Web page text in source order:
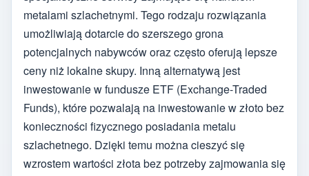
metalami szlachetnymi. Tego rodzaju rozwiązania
umożliwiają dotarcie do szerszego grona
potencjalnych nabywców oraz często oferują lepsze
ceny niż lokalne skupy. Inną alternatywą jest
inwestowanie w fundusze ETF (Exchange-Traded
Funds), które pozwalają na inwestowanie w złoto bez
konieczności fizycznego posiadania metalu
szlachetnego. Dzięki temu można cieszyć się
wzrostem wartości złota bez potrzeby zajmowania się